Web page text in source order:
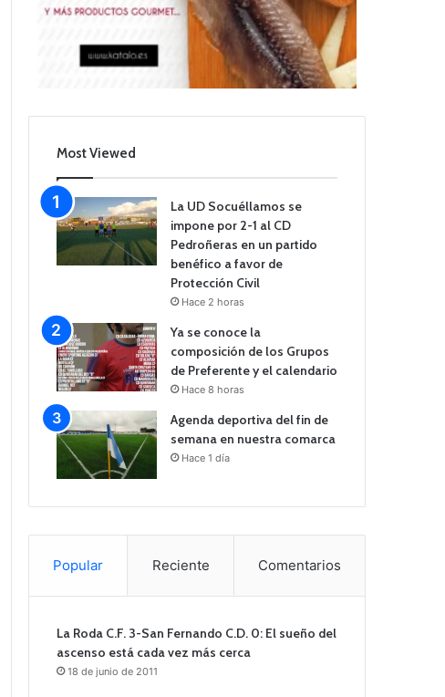
Most Viewed
La UD Socuéllamos se
impone por 2-1 al CD
Pedroñeras en un partido
benéfico a favor de
Protección Civil
Hace 2 horas
Ya se conoce la
composición de los Grupos
de Preferente y el calendario
Hace 8 horas
Agenda deportiva del fin de
semana en nuestra comarca
Hace 1 día
Popular Reciente Comentarios
La Roda C.F. 3-San Fernando C.D. 0: El sueño del
ascenso está cada vez más cerca
18 de junio de 2011